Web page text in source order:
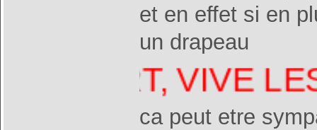
et en effet si en
un drapeau
VIVE LES
ca peut etre